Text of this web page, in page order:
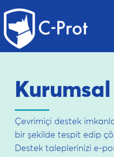
Çevrimiçi destek
bir şekilde tespit edip
Destek taleplerinizi e-